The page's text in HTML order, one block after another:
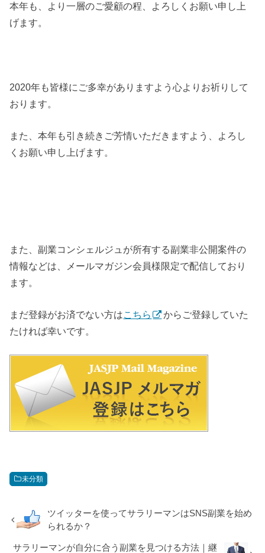
本年も、より一層のご愛顧の程、よろしくお願い申し上
げます。
2020年も皆様にご多幸がありますよう心よりお祈りして
おります。
また、本年も引き続きご芳情いただきますよう、よろし
くお願い申し上げます。
また、副業コンシェルジュが所有する副業非公開案件の
情報などは、メールマガジン会員様限定で配信しており
ます。
まだ登録がお済でない方はこちら
からご登録していた
たければ幸いです。
未分類
ツイッターを使ってサラリーマンはSNS副業を始め
られるか？
サラリーマンが自分に合う副業を見つける方法｜継